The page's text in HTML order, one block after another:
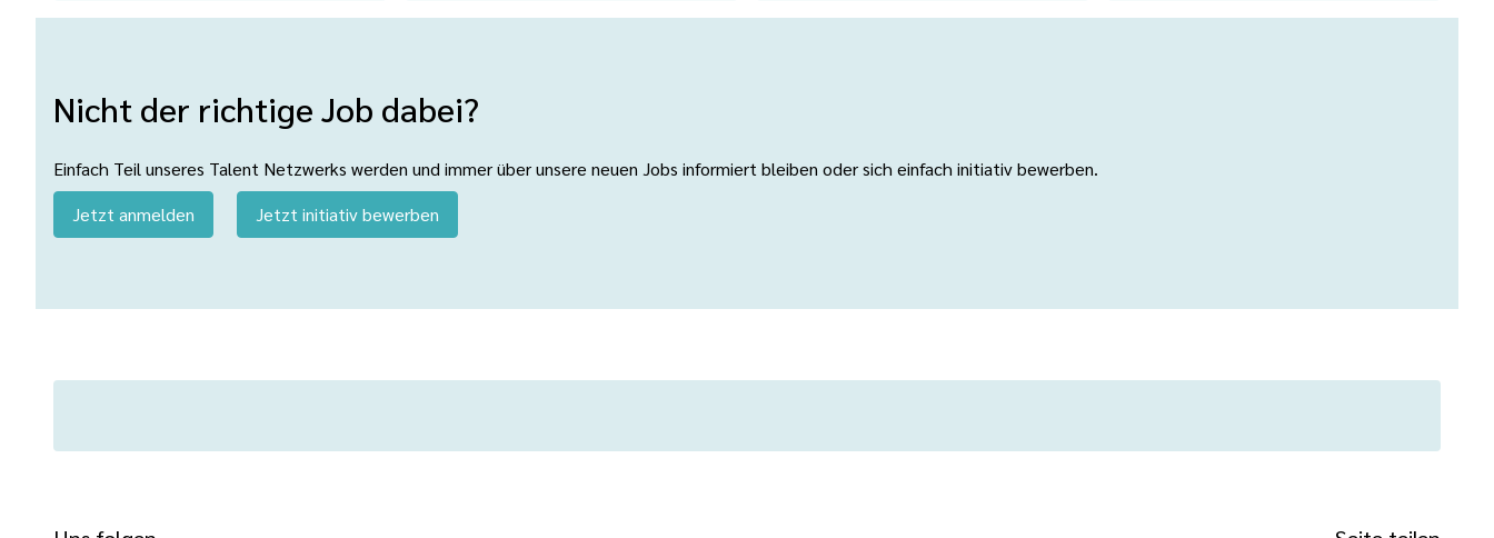
Nicht der richtige Job dabei?
Einfach Teil unseres Talent Netzwerks werden und immer über unsere neuen Jobs informiert bleiben oder sich einfach initiativ bewerben.
Jetzt anmelden
Jetzt initiativ bewerben